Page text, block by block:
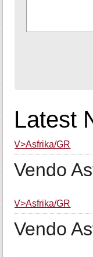
Latest
V>Asfrika/GR
Vendo
V>Asfrika/GR
Vendo